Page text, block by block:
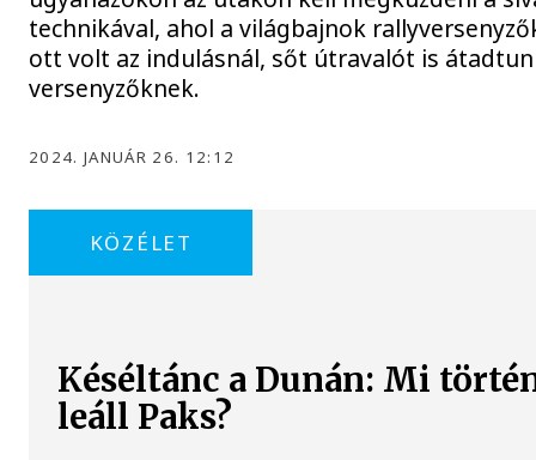
technikával, ahol a világbajnok
ott volt az indulásnál, sőt útravalót is
versenyzőknek.
2024. JANUÁR 26. 12:12
KÖZÉLET
Késéltánc a Dunán: Mi
leáll Paks?